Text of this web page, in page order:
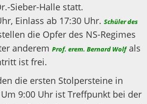
Sieber-Halle statt.
Einlass ab 17:30 Uhr. Schüler des
die Opfer des NS-Regimes
anderem Prof. erem. Bernard Wolfals
ist frei.
die ersten Stolpersteine in
9:00 Uhr ist Treffpunkt bei der